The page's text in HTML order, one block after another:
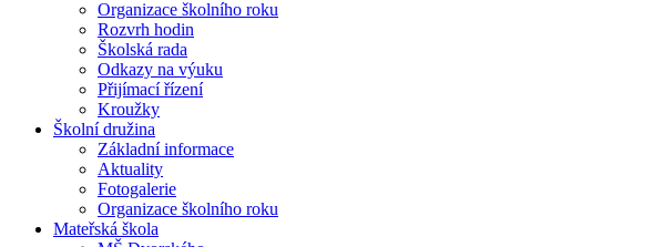
Organizace školního roku
Rozvrh hodin
Školská rada
Odkazy na výuku
Přijímací řízení
Kroužky
Školní družina
Základní informace
Aktuality
Fotogalerie
Organizace školního roku
Mateřská škola